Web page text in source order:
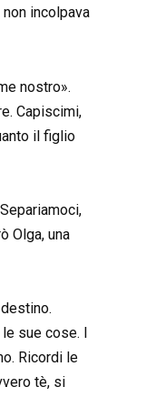
incolpava
nostro».
Capiscimi,
il figlio
Olga, una
sue cose. I
Ricordi le
tè, si